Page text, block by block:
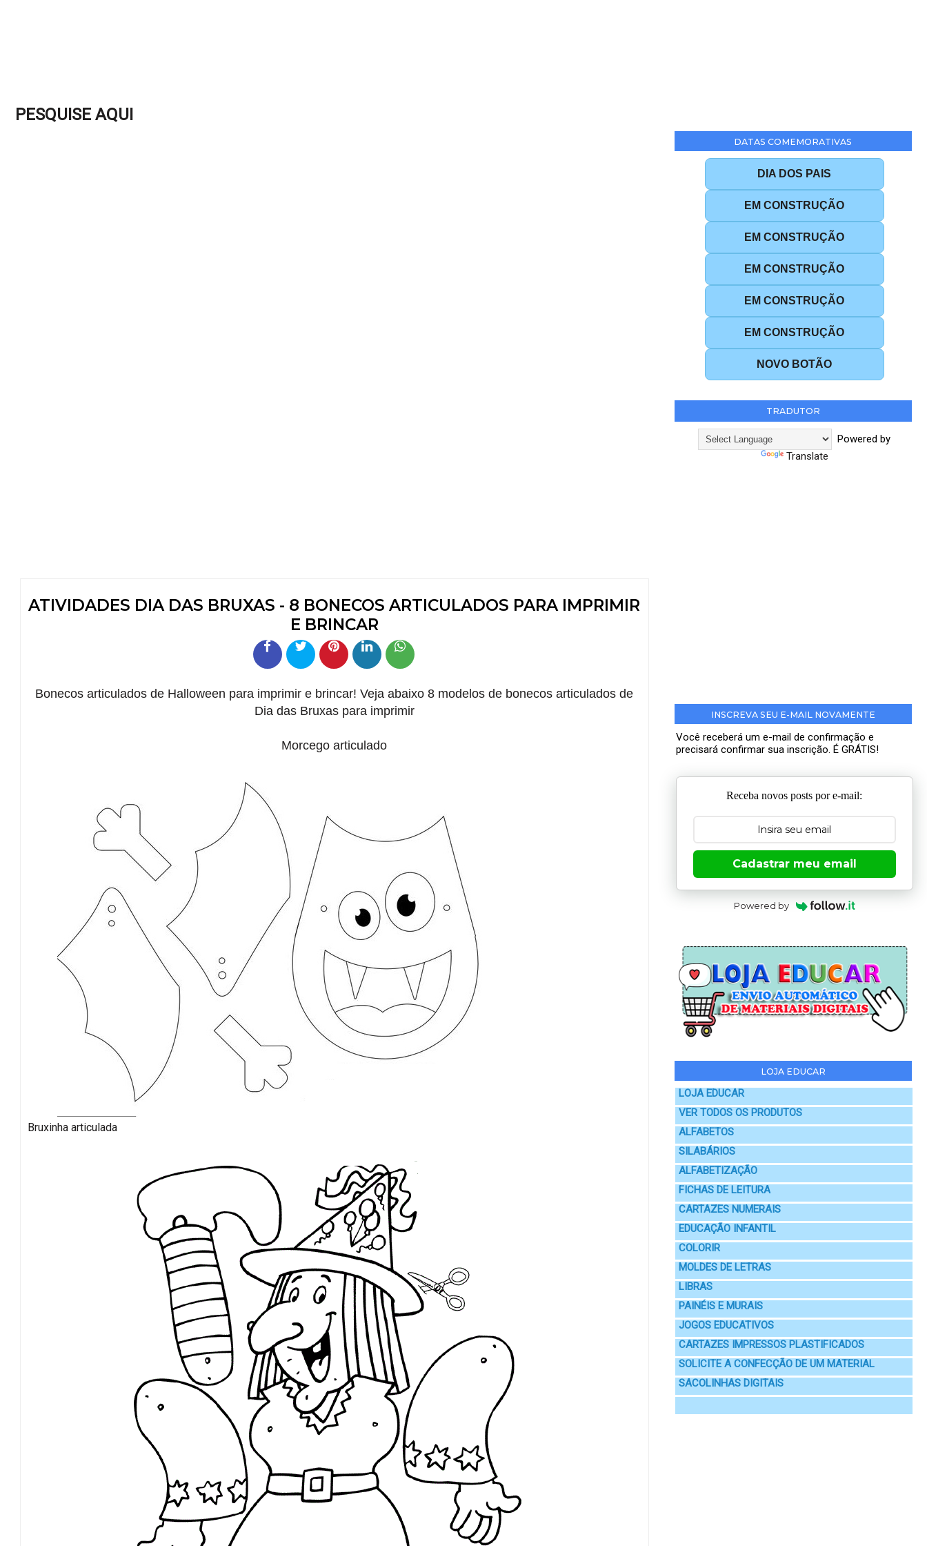
PESQUISE AQUI
ATIVIDADES DIA DAS BRUXAS - 8 BONECOS ARTICULADOS PARA IMPRIMIR
E BRINCAR
Bonecos articulados de Halloween para imprimir e brincar! Veja abaixo 8 modelos de bonecos articulados de
Dia das Bruxas para imprimir
Morcego articulado
Bruxinha articulada
DATAS COMEMORATIVAS
DIA DOS PAIS
EM CONSTRUÇÃO
EM CONSTRUÇÃO
EM CONSTRUÇÃO
EM CONSTRUÇÃO
EM CONSTRUÇÃO
NOVO BOTÃO
TRADUTOR
Powered by
Translate
INSCREVA SEU E-MAIL NOVAMENTE
Você receberá um e-mail de confirmação e
precisará confirmar sua inscrição. É GRÁTIS!
Receba novos posts por e-mail:
Cadastrar meu email
Powered by
LOJA EDUCAR
LOJA EDUCAR
VER TODOS OS PRODUTOS
ALFABETOS
SILABÁRIOS
ALFABETIZAÇÃO
FICHAS DE LEITURA
CARTAZES NUMERAIS
EDUCAÇÃO INFANTIL
COLORIR
MOLDES DE LETRAS
LIBRAS
PAINÉIS E MURAIS
JOGOS EDUCATIVOS
CARTAZES IMPRESSOS PLASTIFICADOS
SOLICITE A CONFECÇÃO DE UM MATERIAL
SACOLINHAS DIGITAIS